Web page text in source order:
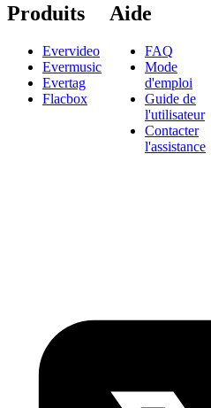
Produits
Evervideo
Evermusic
Evertag
Flacbox
Aide
FAQ
Mode
d'emploi
Guide de
l'utilisateur
Contacter
l'assistance